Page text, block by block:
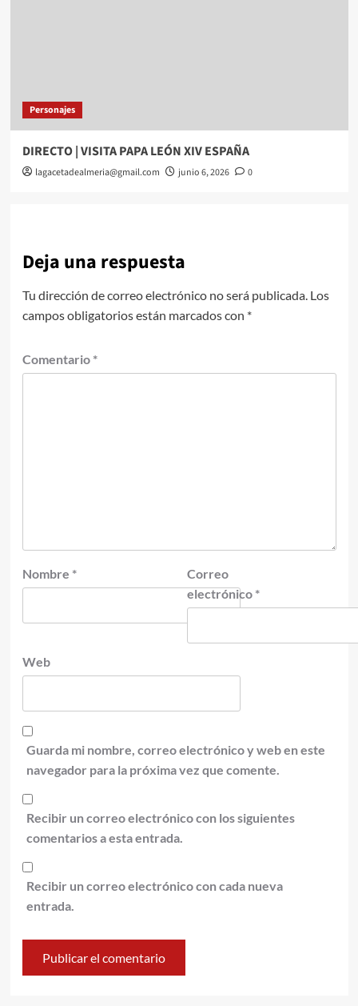
Personajes
DIRECTO | VISITA PAPA LEÓN XIV ESPAÑA
lagacetadealmeria@gmail.com junio 6, 2026 0
Deja una respuesta
Tu dirección de correo electrónico no será publicada. Los
campos obligatorios están marcados con *
Comentario *
Nombre *
Correo
electrónico *
Web
Guarda mi nombre, correo electrónico y web en este
navegador para la próxima vez que comente.
Recibir un correo electrónico con los siguientes
comentarios a esta entrada.
Recibir un correo electrónico con cada nueva
entrada.